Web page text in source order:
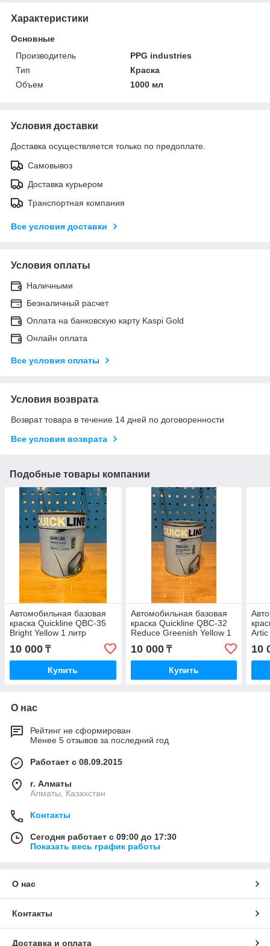
Характеристики
Основные
Производитель
PPG industries
Тип
Краска
Объем
1000 мл
Условия доставки
Доставка осуществляется только по предоплате.
Самовывоз
Доставка курьером
Транспортная компания
Все условия доставки
Условия оплаты
Наличными
Безналичный расчет
Оплата на банковскую карту Kaspi Gold
Онлайн оплата
Все условия оплаты
Условия возврата
Возврат товара в течение 14 дней по договоренности
Все условия возврата
Подобные товары компании
Автомобильная базовая
краска Quickline QBC-35
Bright Yellow 1 литр
10 000 ₸
Купить
Автомобильная базовая
краска Quickline QBC-32
Reduce Greenish Yellow 1
10 000₸
Купить
10
О нас
Рейтинг не сформирован
Менее 5 отзывов за последний год
Работает с 08.09.2015
г. Алматы
Алматы, Казахстан
Контакты
Сегодня работает с 09:00 до 17:30
Показать весь график работы
О нас
Контакты
Доставка и оплата